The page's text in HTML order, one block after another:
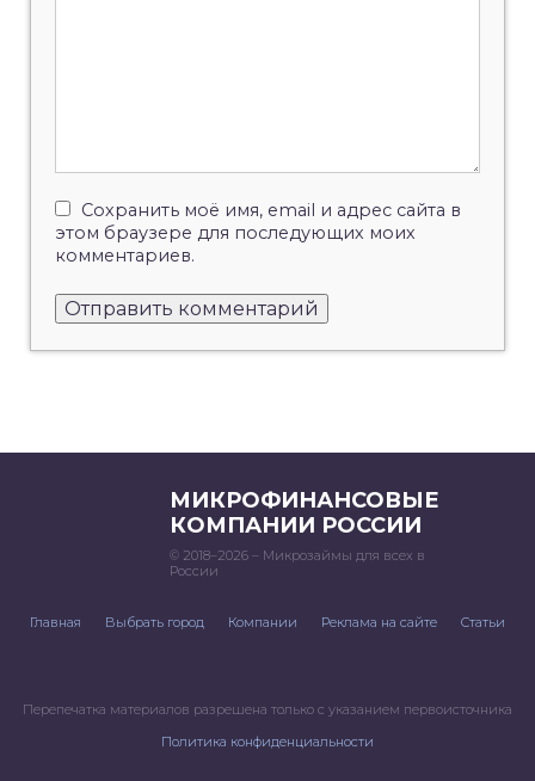
Сохранить моё имя, email и адрес сайта в
этом браузере для последующих моих
комментариев.
МИКРОФИНАНСОВЫЕ
КОМПАНИИ РОССИИ
© 2018–2026 – Микрозаймы для всех в
России
Главная Выбрать город Компании Реклама на сайте Статьи
Перепечатка материалов разрешена только с указанием первоисточника
Политика конфиденциальности